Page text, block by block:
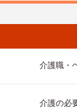
介護職・
介護の必